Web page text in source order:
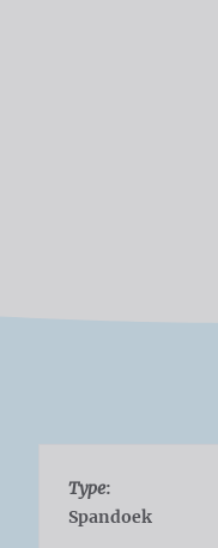
Type:
Spandoek